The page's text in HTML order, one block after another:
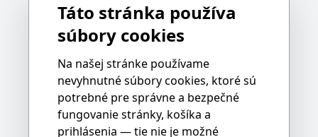
Táto stránka používa
súbory cookies
Na našej stránke používame
nevyhnutné súbory cookies, ktoré sú
potrebné pre správne a bezpečné
fungovanie stránky, košíka a
prihlásenia — tie nie je možné